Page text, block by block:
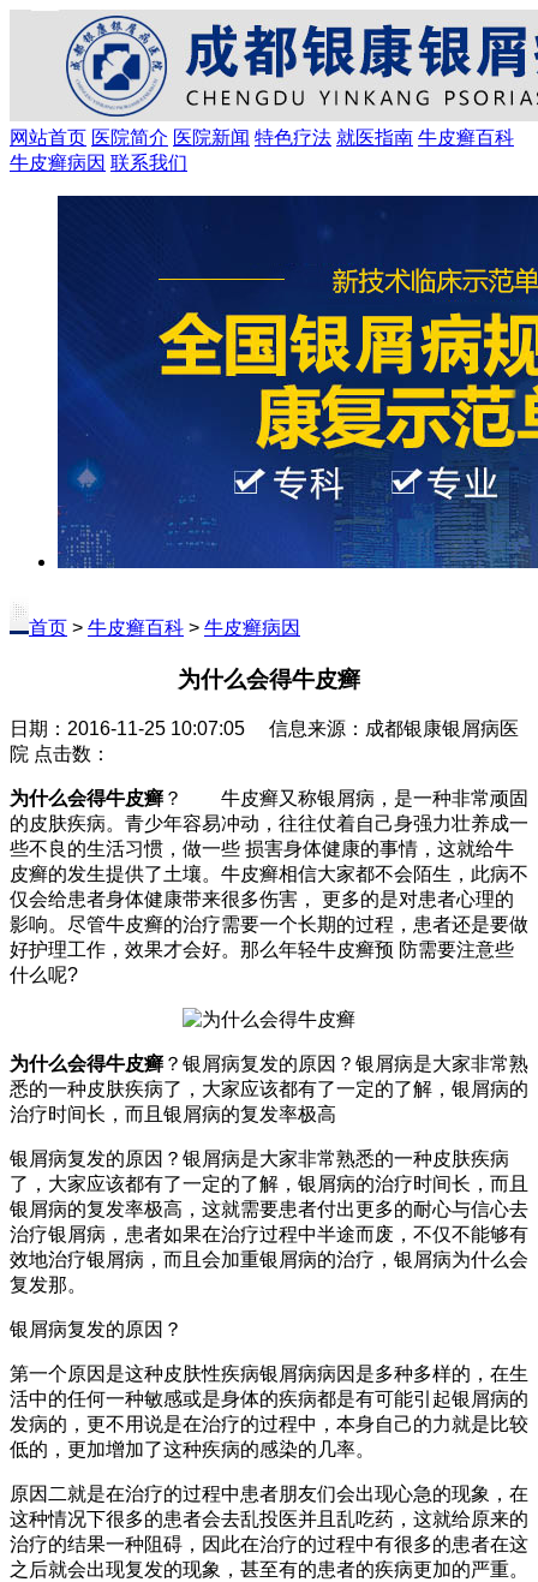
网站首页 医院简介 医院新闻 特色疗法 就医指南 牛皮癣百科
牛皮癣病因 联系我们
首页 > 牛皮癣百科 > 牛皮癣病因
为什么会得牛皮癣
日期：2016-11-25 10:07:05 信息来源：成都银康银屑病医
院 点击数：
为什么会得牛皮癣 ？ 牛皮癣又称银屑病，是一种非常顽固
的皮肤疾病。青少年容易冲动，往往仗着自己身强力壮养成一
些不良的生活习惯，做一些 损害身体健康的事情，这就给牛
皮癣的发生提供了土壤。牛皮癣相信大家都不会陌生，此病不
仅会给患者身体健康带来很多伤害， 更多的是对患者心理的
影响。尽管牛皮癣的治疗需要一个长期的过程，患者还是要做
好护理工作，效果才会好。那么年轻牛皮癣预 防需要注意些
什么呢?
为什么会得牛皮癣 ？银屑病复发的原因？银屑病是大家非常熟
悉的一种皮肤疾病了，大家应该都有了一定的了解，银屑病的
治疗时间长，而且银屑病的复发率极高
银屑病复发的原因？银屑病是大家非常熟悉的一种皮肤疾病
了，大家应该都有了一定的了解，银屑病的治疗时间长，而且
银屑病的复发率极高，这就需要患者付出更多的耐心与信心去
治疗银屑病，患者如果在治疗过程中半途而废，不仅不能够有
效地治疗银屑病，而且会加重银屑病的治疗，银屑病为什么会
复发那。
银屑病复发的原因？
第一个原因是这种皮肤性疾病银屑病病因是多种多样的，在生
活中的任何一种敏感或是身体的疾病都是有可能引起银屑病的
发病的，更不用说是在治疗的过程中，本身自己的力就是比较
低的，更加增加了这种疾病的感染的几率。
原因二就是在治疗的过程中患者朋友们会出现心急的现象，在
这种情况下很多的患者会去乱投医并且乱吃药，这就给原来的
治疗的结果一种阻碍，因此在治疗的过程中有很多的患者在这
之后就会出现复发的现象，甚至有的患者的疾病更加的严重。